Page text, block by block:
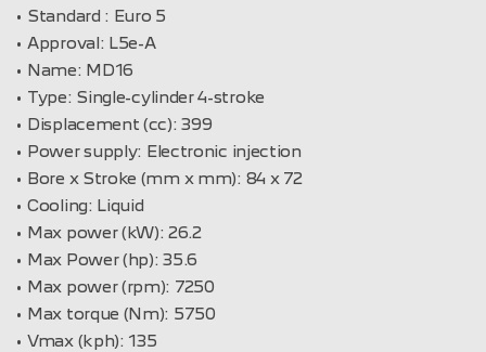
Standard : Euro 5
Approval: L5e-A
Name: MD16
Type: Single-cylinder 4-stroke
Displacement (cc): 399
Power supply: Electronic injection
Bore x Stroke (mm x mm): 84 x 72
Cooling: Liquid
Max power (kW): 26.2
Max Power (hp): 35.6
Max power (rpm): 7250
Max torque (Nm): 5750
Vmax (kph): 135